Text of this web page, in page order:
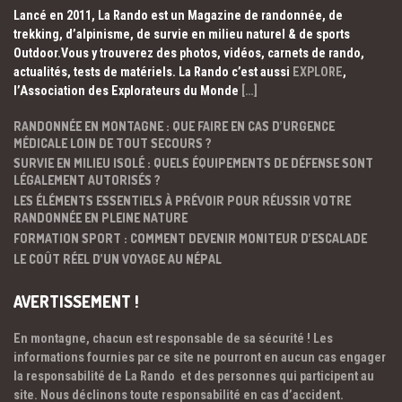
Lancé en 2011, La Rando est un Magazine de randonnée, de
trekking, d’alpinisme, de survie en milieu naturel & de sports
Outdoor.Vous y trouverez des photos, vidéos, carnets de rando,
actualités, tests de matériels. La Rando c’est aussi EXPLORE,
l’Association des Explorateurs du Monde […]
RANDONNÉE EN MONTAGNE : QUE FAIRE EN CAS D’URGENCE
MÉDICALE LOIN DE TOUT SECOURS ?
SURVIE EN MILIEU ISOLÉ : QUELS ÉQUIPEMENTS DE DÉFENSE SONT
LÉGALEMENT AUTORISÉS ?
LES ÉLÉMENTS ESSENTIELS À PRÉVOIR POUR RÉUSSIR VOTRE
RANDONNÉE EN PLEINE NATURE
FORMATION SPORT : COMMENT DEVENIR MONITEUR D’ESCALADE
LE COÛT RÉEL D’UN VOYAGE AU NÉPAL
AVERTISSEMENT !
En montagne, chacun est responsable de sa sécurité ! Les
informations fournies par ce site ne pourront en aucun cas engager
la responsabilité de La Rando et des personnes qui participent au
site. Nous déclinons toute responsabilité en cas d’accident.